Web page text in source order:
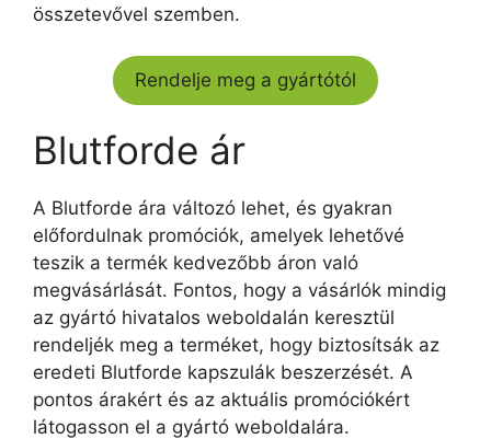
összetevővel szemben.
Rendelje meg a gyártótól
Blutforde ár
A Blutforde ára változó lehet, és gyakran
előfordulnak promóciók, amelyek lehetővé
teszik a termék kedvezőbb áron való
megvásárlását. Fontos, hogy a vásárlók mindig
az gyártó hivatalos weboldalán keresztül
rendeljék meg a terméket, hogy biztosítsák az
eredeti Blutforde kapszulák beszerzését. A
pontos árakért és az aktuális promóciókért
látogasson el a gyártó weboldalára.